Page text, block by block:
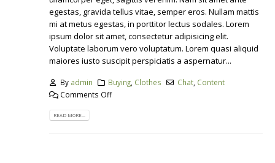
egestas, gravida tellus vitae, semper eros. Nullam mattis
mi at metus egestas, in porttitor lectus sodales. Lorem
ipsum dolor sit amet, consectetur adipisicing elit.
Voluptate laborum vero voluptatum. Lorem quasi aliquid
maiores iusto suscipit perspiciatis a aspernatur...
By admin Buying Clothes Chat Content
Comments Off
READ MORE...